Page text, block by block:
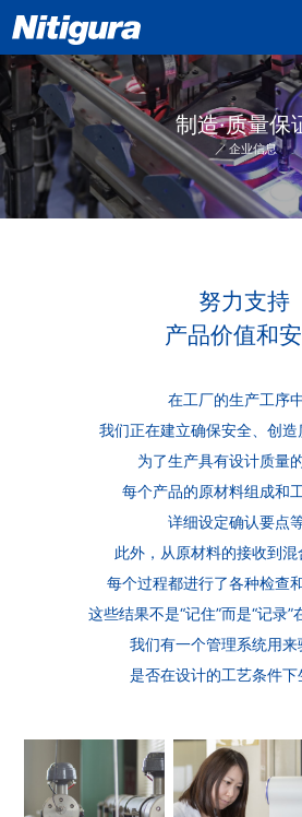
制造·质量保
企业信息
努力支持
产品价值和
在工厂的生产工序
我们正在建立确保安全、创造
为了生产具有设计质量
每个产品的原材料组成和
详细设定确认要点等
此外，从原材料的接收到混
每个过程都进行了各种检查
这些结果不是“记住”而是“记录”
我们有一个管理系统用来
是否在设计的工艺条件下